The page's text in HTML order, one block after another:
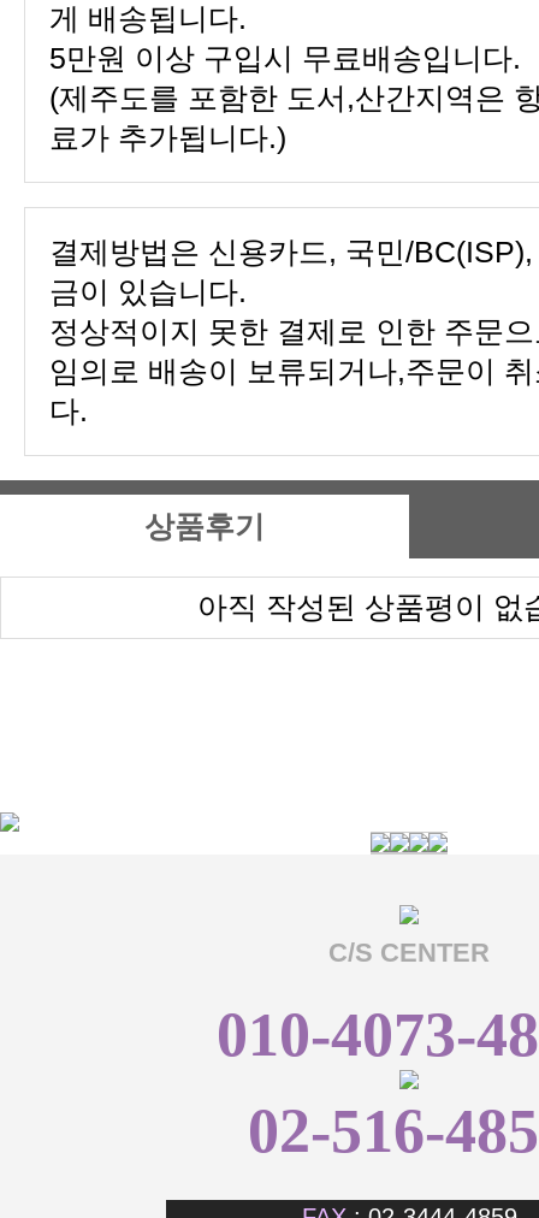
게 배송됩니다.
5만원 이상 구입시 무료배송입니다.
료가 추가됩니다.)
금이 있습니다.
다.
상품후기
아직 작성된 상품평이 없
C/S CENTER
010-4073-
02-516-